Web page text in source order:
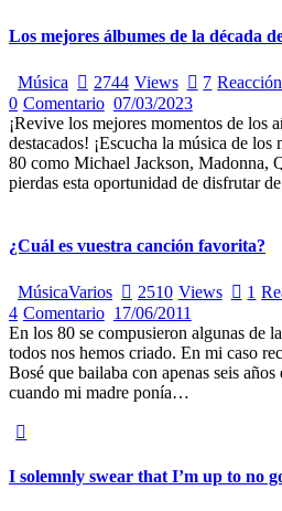
Los mejores álbumes de la década
Música 2744 Views 7 Reacción
0 Comentario 07/03/2023
¡Revive los mejores momentos de los
destacados! ¡Escucha la música de los
80 como Michael Jackson, Madonna,
pierdas esta oportunidad de disfrutar
¿Cuál es vuestra canción favorita?
MúsicaVarios 2510 Views 1
4 Comentario 17/06/2011
En los 80 se compusieron algunas de
todos nos hemos criado. En mi caso
Bosé que bailaba con apenas seis años
cuando mi madre ponía…
I solemnly swear that I’m up to no